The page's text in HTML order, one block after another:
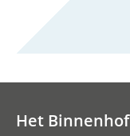
Het Binnenhof